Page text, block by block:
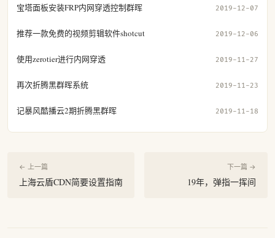
宝塔面板安装FRP内网穿透控制群晖 2019-12-07
推荐一款免费的视频剪辑软件shotcut 2019-12-06
使用zerotier进行内网穿透 2019-11-27
再次折腾黑群晖系统 2019-11-23
记暴风酷播云2期折腾黑群晖 2019-11-18
← 上一篇
上海云盾CDN简要设置指南
下一篇 →
19年，弹指一挥间